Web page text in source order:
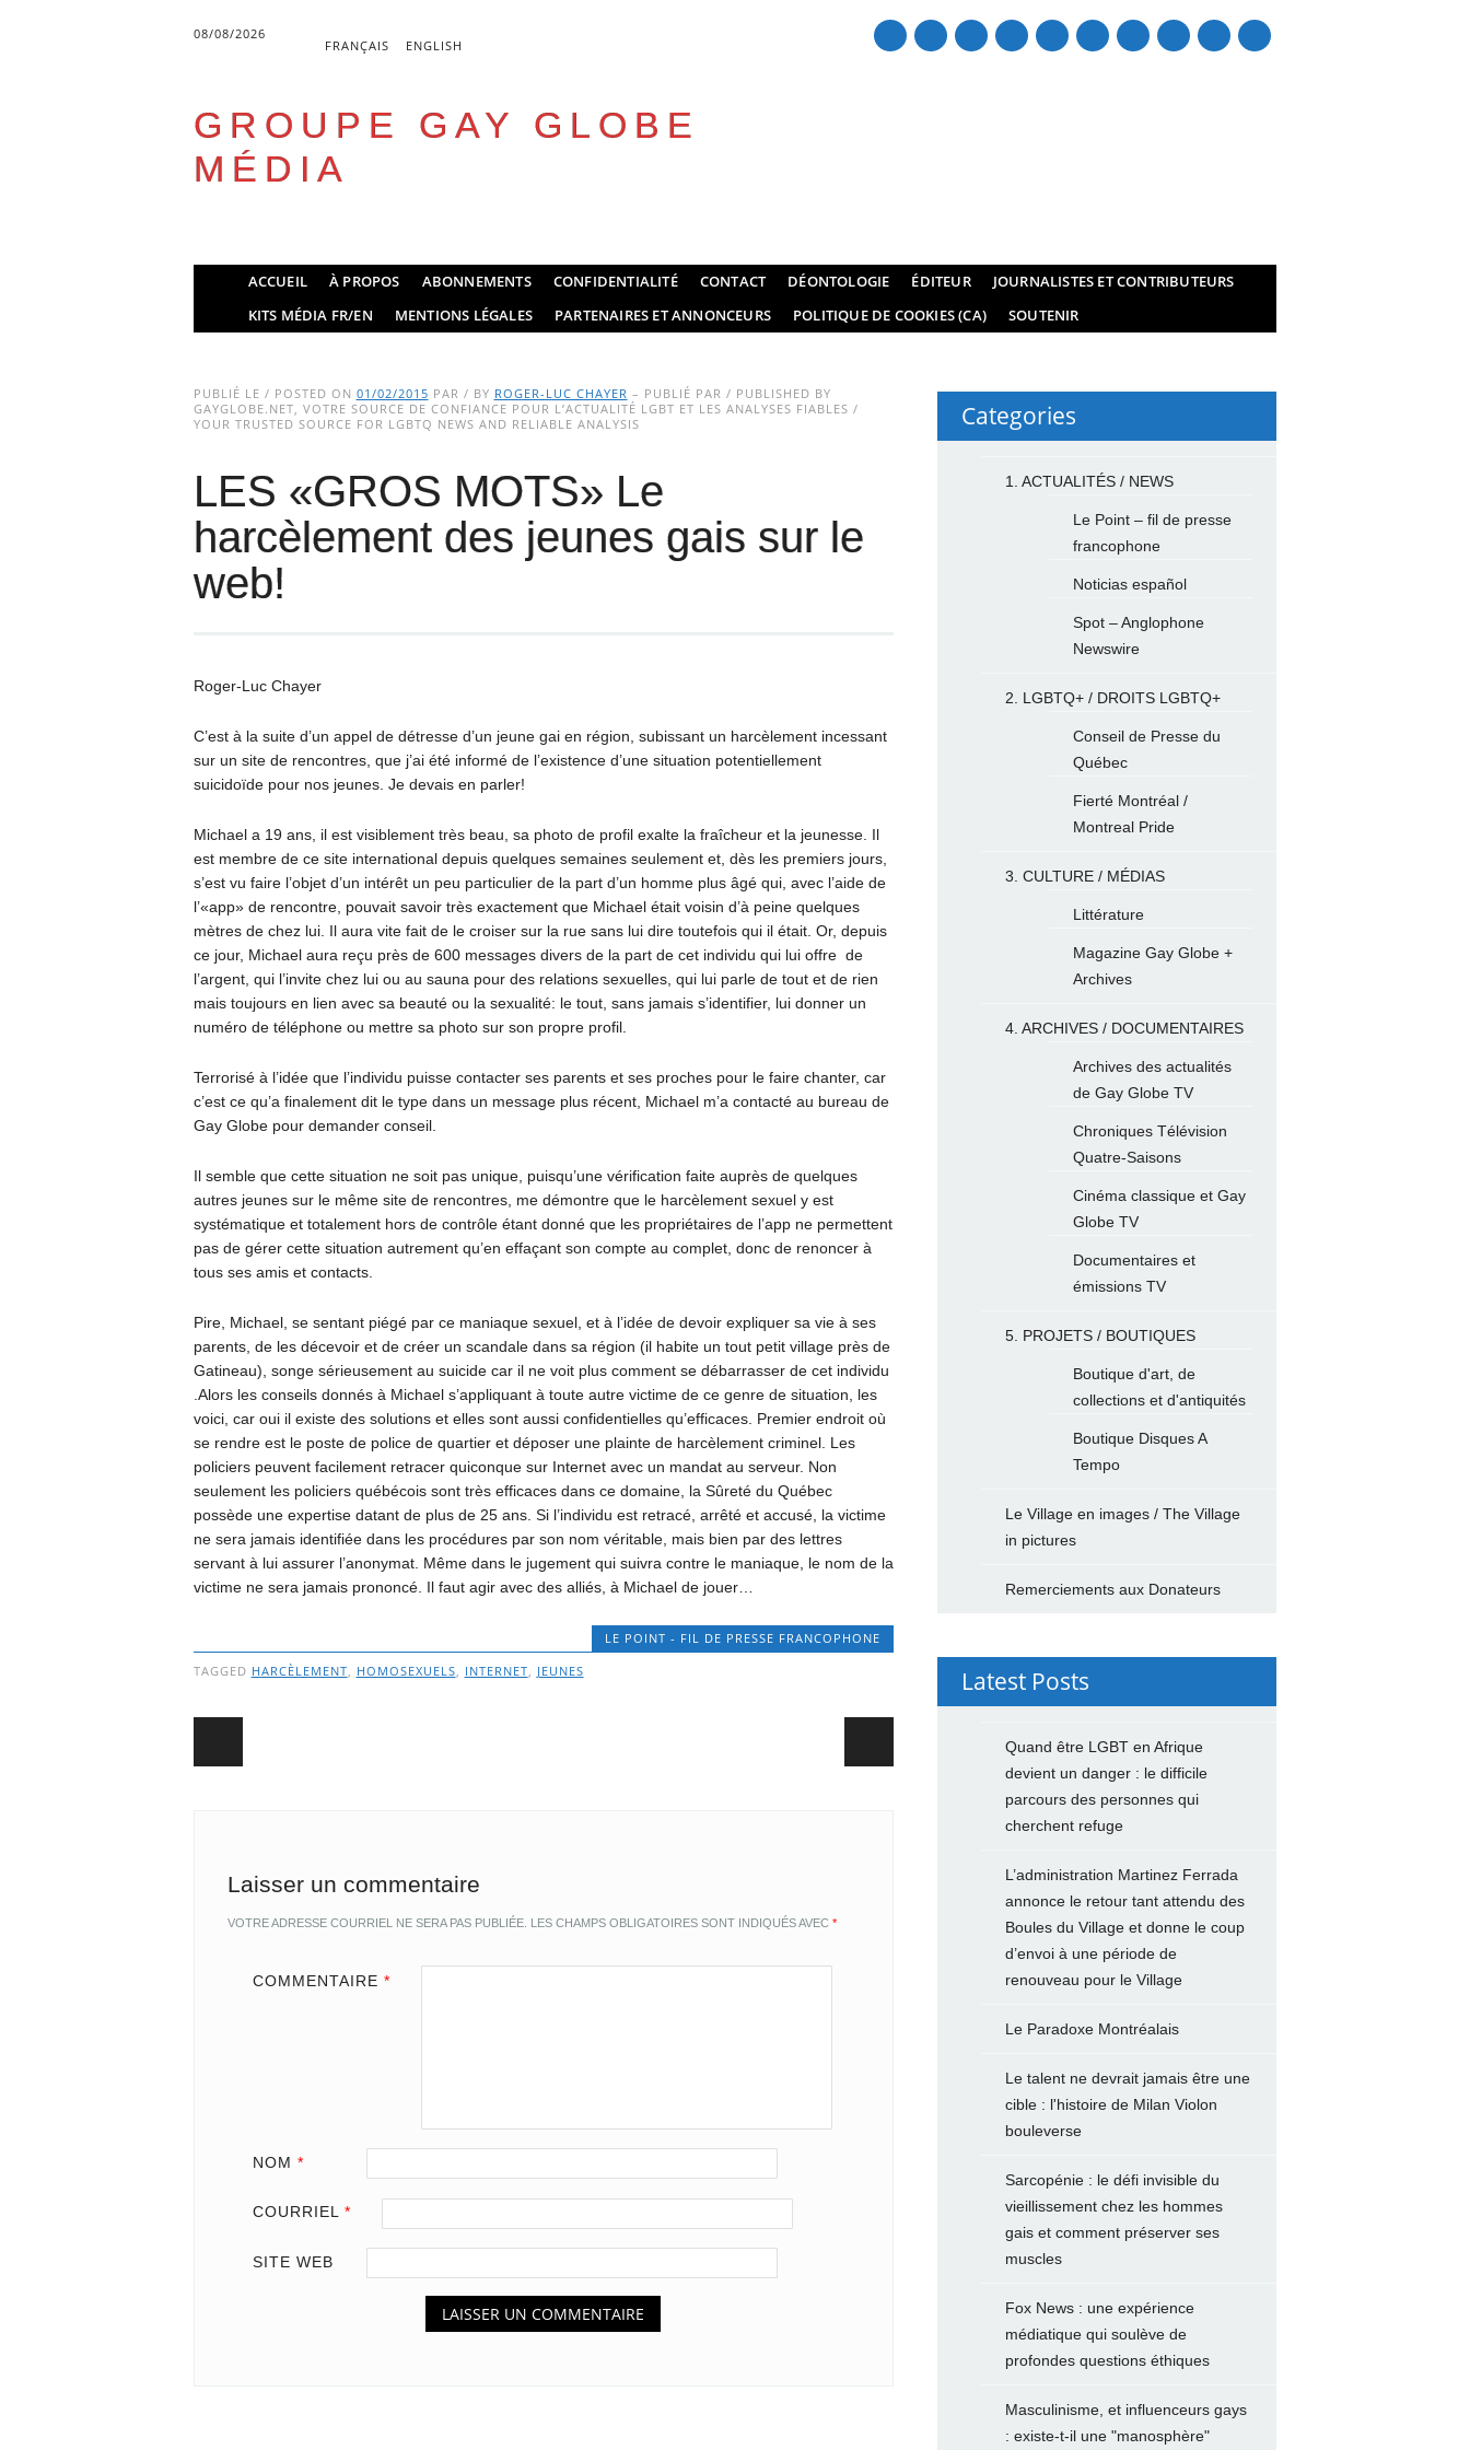
08/08/2026
FRANÇAIS ENGLISH
mail
GROUPE GAY GLOBE
MÉDIA
Main menu
ACCUEIL À PROPOS ABONNEMENTS CONFIDENTIALITÉ CONTACT DÉONTOLOGIE ÉDITEUR
JOURNALISTES ET CONTRIBUTEURS
KITS MÉDIA FR/EN
MENTIONS LÉGALES PARTENAIRES ET ANNONCEURS POLITIQUE DE COOKIES (CA) SOUTENIR
PUBLIÉ LE / POSTED ON 01/02/2015 PAR / BY ROGER-LUC CHAYER – PUBLIÉ PAR / PUBLISHED BY
GAYGLOBE.NET, VOTRE SOURCE DE CONFIANCE POUR L’ACTUALITÉ LGBT ET LES ANALYSES FIABLES /
YOUR TRUSTED SOURCE FOR LGBTQ NEWS AND RELIABLE ANALYSIS
LES «GROS MOTS» Le
harcèlement des jeunes gais sur le
web!
Roger-Luc Chayer
C’est à la suite d’un appel de détresse d’un jeune gai en région, subissant un harcèlement incessant
sur un site de rencontres, que j’ai été informé de l’existence d’une situation potentiellement
suicidoïde pour nos jeunes. Je devais en parler!
Michael a 19 ans, il est visiblement très beau, sa photo de profil exalte la fraîcheur et la jeunesse. Il
est membre de ce site international depuis quelques semaines seulement et, dès les premiers jours,
s’est vu faire l’objet d’un intérêt un peu particulier de la part d’un homme plus âgé qui, avec l’aide de
l’«app» de rencontre, pouvait savoir très exactement que Michael était voisin d’à peine quelques
mètres de chez lui. Il aura vite fait de le croiser sur la rue sans lui dire toutefois qui il était. Or, depuis
ce jour, Michael aura reçu près de 600 messages divers de la part de cet individu qui lui offre de
l’argent, qui l’invite chez lui ou au sauna pour des relations sexuelles, qui lui parle de tout et de rien
mais toujours en lien avec sa beauté ou la sexualité: le tout, sans jamais s’identifier, lui donner un
numéro de téléphone ou mettre sa photo sur son propre profil.
Terrorisé à l’idée que l’individu puisse contacter ses parents et ses proches pour le faire chanter, car
c’est ce qu’a finalement dit le type dans un message plus récent, Michael m’a contacté au bureau de
Gay Globe pour demander conseil.
Il semble que cette situation ne soit pas unique, puisqu’une vérification faite auprès de quelques
autres jeunes sur le même site de rencontres, me démontre que le harcèlement sexuel y est
systématique et totalement hors de contrôle étant donné que les propriétaires de l’app ne permettent
pas de gérer cette situation autrement qu’en effaçant son compte au complet, donc de renoncer à
tous ses amis et contacts.
Pire, Michael, se sentant piégé par ce maniaque sexuel, et à l’idée de devoir expliquer sa vie à ses
parents, de les décevoir et de créer un scandale dans sa région (il habite un tout petit village près de
Gatineau), songe sérieusement au suicide car il ne voit plus comment se débarrasser de cet individu
.Alors les conseils donnés à Michael s’appliquant à toute autre victime de ce genre de situation, les
voici, car oui il existe des solutions et elles sont aussi confidentielles qu’efficaces. Premier endroit où
se rendre est le poste de police de quartier et déposer une plainte de harcèlement criminel. Les
policiers peuvent facilement retracer quiconque sur Internet avec un mandat au serveur. Non
seulement les policiers québécois sont très efficaces dans ce domaine, la Sûreté du Québec
possède une expertise datant de plus de 25 ans. Si l’individu est retracé, arrêté et accusé, la victime
ne sera jamais identifiée dans les procédures par son nom véritable, mais bien par des lettres
servant à lui assurer l’anonymat. Même dans le jugement qui suivra contre le maniaque, le nom de la
victime ne sera jamais prononcé. Il faut agir avec des alliés, à Michael de jouer…
LE POINT - FIL DE PRESSE FRANCOPHONE
TAGGED HARCÈLEMENT, HOMOSEXUELS, INTERNET, JEUNES
Post navigation
Laisser un commentaire
VOTRE ADRESSE COURRIEL NE SERA PAS PUBLIÉE. LES CHAMPS OBLIGATOIRES SONT INDIQUÉS AVEC *
COMMENTAIRE *
NOM *
COURRIEL *
SITE WEB
Categories
1. ACTUALITÉS / NEWS
Le Point – fil de presse
francophone
Noticias español
Spot – Anglophone
Newswire
2. LGBTQ+ / DROITS LGBTQ+
Conseil de Presse du
Québec
Fierté Montréal /
Montreal Pride
3. CULTURE / MÉDIAS
Littérature
Magazine Gay Globe +
Archives
4. ARCHIVES / DOCUMENTAIRES
Archives des actualités
de Gay Globe TV
Chroniques Télévision
Quatre-Saisons
Cinéma classique et Gay
Globe TV
Documentaires et
émissions TV
5. PROJETS / BOUTIQUES
Boutique d'art, de
collections et d'antiquités
Boutique Disques A
Tempo
Le Village en images / The Village
in pictures
Remerciements aux Donateurs
Latest Posts
Quand être LGBT en Afrique
devient un danger : le difficile
parcours des personnes qui
cherchent refuge
L’administration Martinez Ferrada
annonce le retour tant attendu des
Boules du Village et donne le coup
d’envoi à une période de
renouveau pour le Village
Le Paradoxe Montréalais
Le talent ne devrait jamais être une
cible : l'histoire de Milan Violon
bouleverse
Sarcopénie : le défi invisible du
vieillissement chez les hommes
gais et comment préserver ses
muscles
Fox News : une expérience
médiatique qui soulève de
profondes questions éthiques
Masculinisme, et influenceurs gays
: existe-t-il une "manosphère"